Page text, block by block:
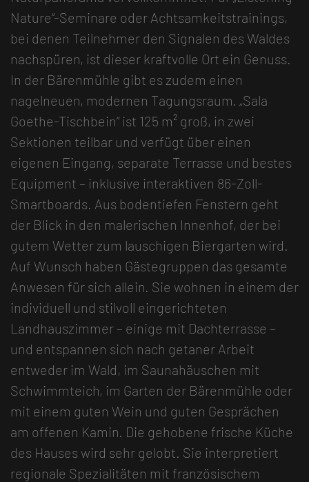
Nature“-Seminare oder Achtsamkeitstrainings,
bei denen Teilnehmer den Signalen des Waldes
nachspüren, ist dieser kraftvolle Ort ein Genuss.
In der Bärenmühle gibt es zudem einen
nagelneuen, modernen Tagungsraum. „Sala
Goethe-Tischbein“ ist 125 m² groß, in zwei
Sektionen teilbar und verfügt über einen
eigenen Eingang, separate Terrasse und bestes
Equipment – inklusive interaktiven 86-Zoll-
Smartboards. Aus bodentiefen Fenstern geht
der Blick in den malerischen Innenhof, der bei
gutem Wetter zum lauschigen Biergarten wird.
Auf Wunsch haben Gästegruppen das gesamte
Anwesen für sich allein. Sie wohnen in einem der
individuell und stilvoll eingerichteten
Landhauszimmer – einige mit Dachterrasse –
und entspannen sich nach getaner Arbeit
entweder im Wald, im Saunahäuschen mit
Schwimmteich, im Garten der Bärenmühle oder
mit einem guten Wein und guten Gesprächen
am offenen Kamin. Die gehobene frische Küche
des Hauses wird sehr gelobt. Sie interpretiert
regionale Spezialitäten mit französischem